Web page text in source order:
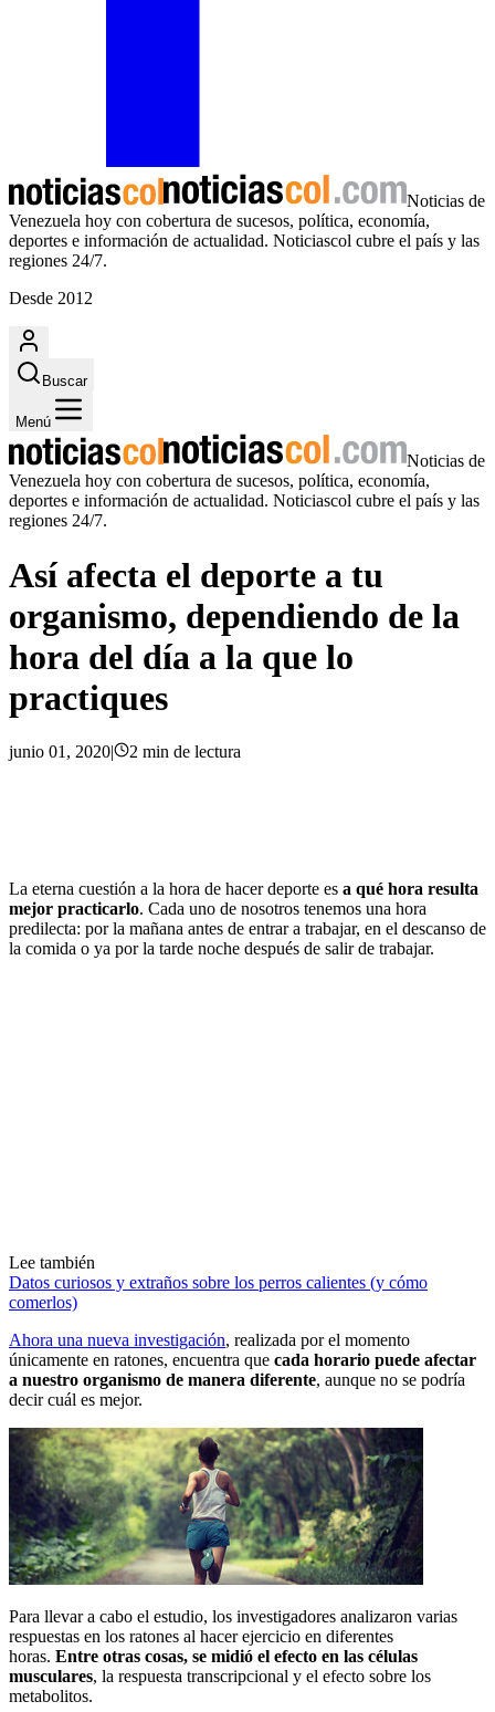
Noticias de
Venezuela hoy con cobertura de sucesos, política, economía,
deportes e información de actualidad. Noticiascol cubre el país y las
regiones 24/7.
Desde 2012
Buscar
Menú
Noticias de
Venezuela hoy con cobertura de sucesos, política, economía,
deportes e información de actualidad. Noticiascol cubre el país y las
regiones 24/7.
Así afecta el deporte a tu
organismo, dependiendo de la
hora del día a la que lo
practiques
junio 01, 2020| 2 min de lectura
La eterna cuestión a la hora de hacer deporte es a qué hora resulta
mejor practicarlo. Cada uno de nosotros tenemos una hora
predilecta: por la mañana antes de entrar a trabajar, en el descanso de
la comida o ya por la tarde noche después de salir de trabajar.
Lee también
Datos curiosos y extraños sobre los perros calientes (y cómo
comerlos)
Ahora una nueva investigación, realizada por el momento
únicamente en ratones, encuentra que cada horario puede afectar
a nuestro organismo de manera diferente, aunque no se podría
decir cuál es mejor.
Para llevar a cabo el estudio, los investigadores analizaron varias
respuestas en los ratones al hacer ejercicio en diferentes
horas. Entre otras cosas, se midió el efecto en las células
musculares, la respuesta transcripcional y el efecto sobre los
metabolitos.